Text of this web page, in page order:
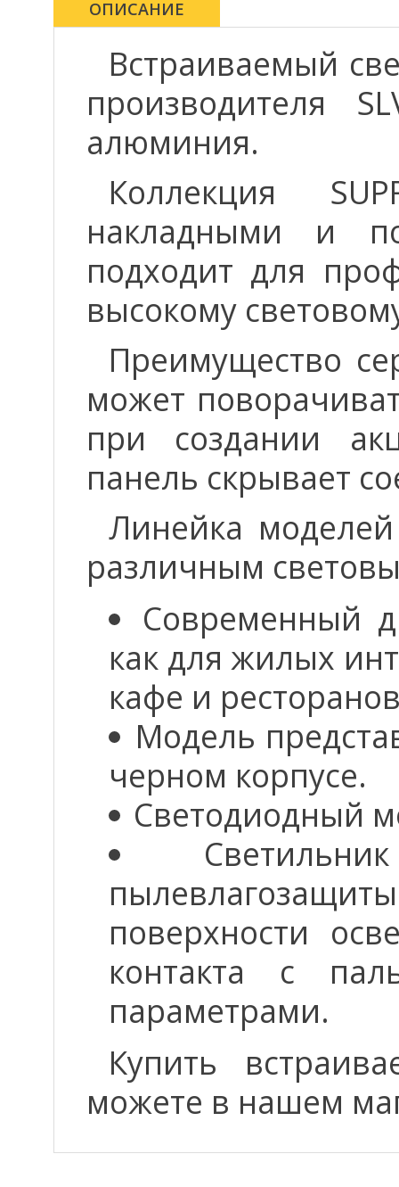
ОПИСАНИЕ
Встраиваемый
производителя
алюминия.
Коллекция
накладными и
подходит для
высокому
Преимущество
может
при создании
панель скрывает
Линейка
различным
Современный
как для жилых
кафе и
Модель
черном корпусе.
Светодиодный
поверхности
контакта с
параметрами.
Купить
можете в нашем